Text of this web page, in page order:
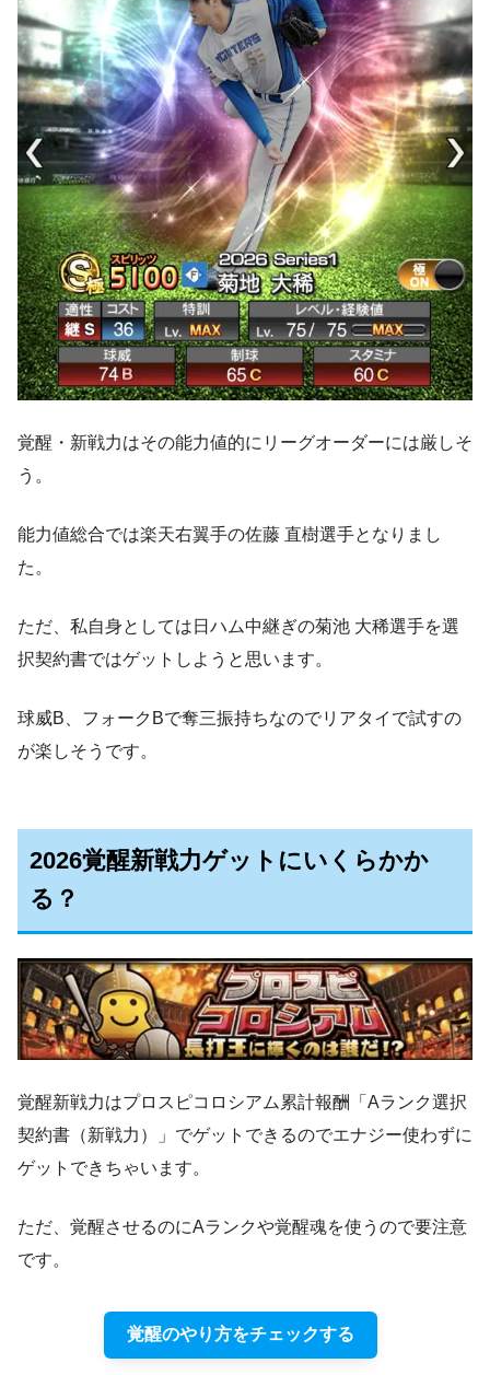
覚醒・新戦力はその能力値的にリーグオーダーには厳しそ
う。
能力値総合では楽天右翼手の佐藤 直樹選手となりまし
た。
ただ、私自身としては日ハム中継ぎの菊池 大稀選手を選
択契約書ではゲットしようと思います。
球威B、フォークBで奪三振持ちなのでリアタイで試すの
が楽しそうです。
2026覚醒新戦力ゲットにいくらかか
る？
覚醒新戦力はプロスピコロシアム累計報酬「Aランク選択
契約書（新戦力）」でゲットできるのでエナジー使わずに
ゲットできちゃいます。
ただ、覚醒させるのにAランクや覚醒魂を使うので要注意
です。
覚醒のやり方をチェックする